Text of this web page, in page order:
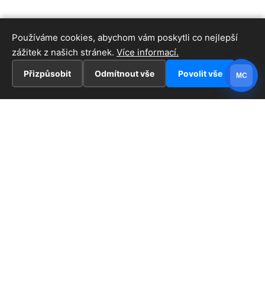
Používáme cookies, abychom vám poskytli co nejlepší
zážitek z našich stránek. Více informací.
Přizpůsobit Odmítnout vše Povolit vše MC